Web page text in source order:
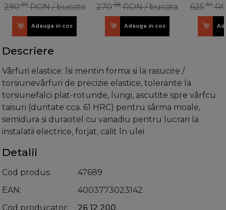
29039 RON / bucata
Adauga in cos
27068 RON / bucata
Adauga in cos
62539
Descriere
Vârfuri elastice: îsi mentin forma si la rasucire /
torsiunevârfuri de precizie elastice, tolerante la
torsiunefalci plat-rotunde, lungi, ascutite spre vârfcu
taisuri (duritate cca. 61 HRC) pentru sârma moale,
semidura si duraotel cu vanadiu pentru lucrari la
instalatii electrice, forjat, calit în ulei
Detalii
Cod produs
47689
EAN
4003773023142
Cod producator
26 12 200